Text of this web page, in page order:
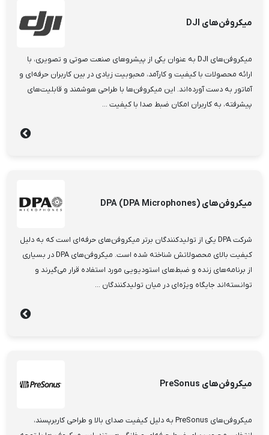
میکروفن‌های DJI
میکروفن‌های DJI به عنوان یکی از پیشروهای صنعت صوتی و تصویری، با
ارائه محصولات با کیفیت و کارآمد، محبوبیت زیادی در بین کاربران حرفه‌ای و
آماتور به دست آورده‌اند. این میکروفن‌ها با طراحی هوشمند و قابلیت‌های
پیشرفته، به کاربران امکان ضبط صدا با کیفیت ...
میکروفن‌های DPA (DPA Microphones)
شرکت DPA یکی از تولیدکنندگان برتر میکروفن‌های حرفه‌ای است که به دلیل
کیفیت بالای محصولاتش شناخته شده است. میکروفن‌های DPA در بسیاری
از برنامه‌های زنده و ضبط‌های استودیویی مورد استفاده قرار می‌گیرند و
توانسته‌اند جایگاه ویژه‌ای در میان تولیدکنندگان ...
میکروفن‌های PreSonus
میکروفن‌های PreSonus به دلیل کیفیت صدای بالا و طراحی کاربرپسند،